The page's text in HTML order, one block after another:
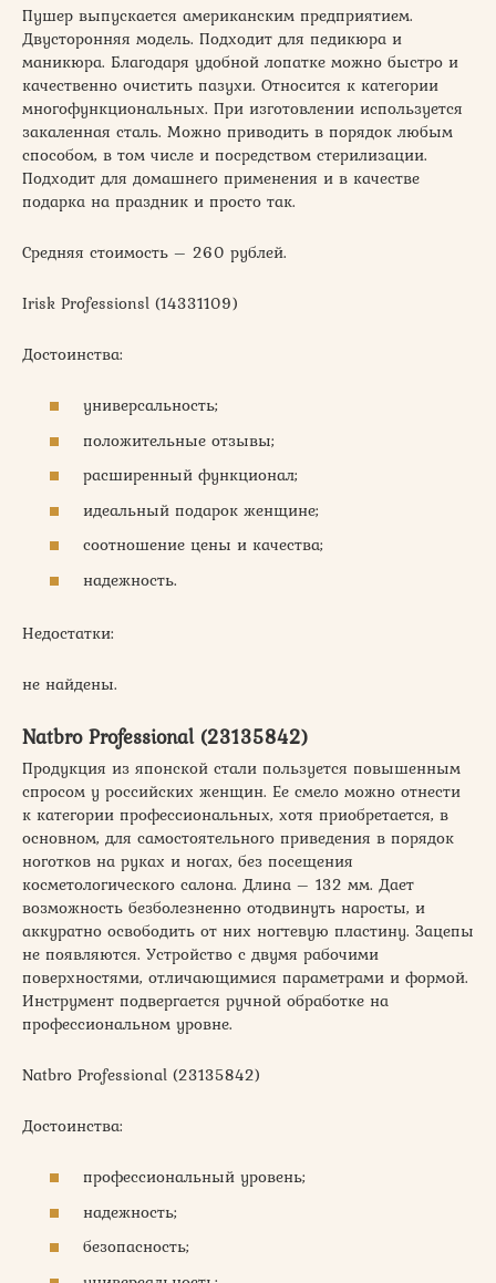
Пушер выпускается американским предприятием.
Двусторонняя модель. Подходит для педикюра и
маникюра. Благодаря удобной лопатке можно быстро и
качественно очистить пазухи. Относится к категории
многофункциональных. При изготовлении используется
закаленная сталь. Можно приводить в порядок любым
способом, в том числе и посредством стерилизации.
Подходит для домашнего применения и в качестве
подарка на праздник и просто так.
Средняя стоимость – 260 рублей.
Irisk Professionsl (14331109)
Достоинства:
универсальность;
положительные отзывы;
расширенный функционал;
идеальный подарок женщине;
соотношение цены и качества;
надежность.
Недостатки:
не найдены.
Natbro Professional (23135842)
Продукция из японской стали пользуется повышенным
спросом у российских женщин. Ее смело можно отнести
к категории профессиональных, хотя приобретается, в
основном, для самостоятельного приведения в порядок
ноготков на руках и ногах, без посещения
косметологического салона. Длина – 132 мм. Дает
возможность безболезненно отодвинуть наросты, и
аккуратно освободить от них ногтевую пластину. Зацепы
не появляются. Устройство с двумя рабочими
поверхностями, отличающимися параметрами и формой.
Инструмент подвергается ручной обработке на
профессиональном уровне.
Natbro Professional (23135842)
Достоинства:
профессиональный уровень;
надежность;
безопасность;